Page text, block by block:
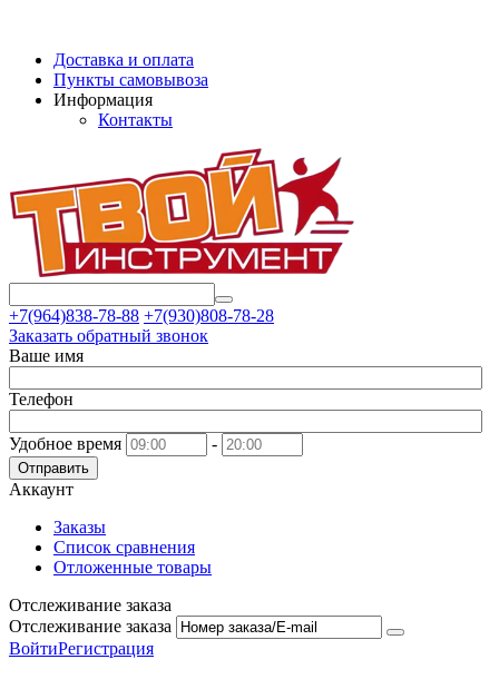
Доставка и оплата
Пункты самовывоза
Информация
Контакты
+7(964)838-78-88 +7(930)808-78-28
Заказать обратный звонок
Ваше имя
Телефон
Удобное время -
Отправить
Аккаунт
Заказы
Список сравнения
Отложенные товары
Отслеживание заказа
Отслеживание заказа
ВойтиРегистрация